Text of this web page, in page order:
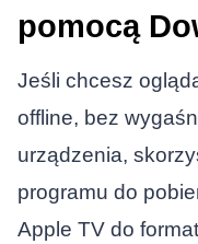
pomocą
Jeśli chcesz
offline, bez
urządzenia,
programu do
Apple TV do